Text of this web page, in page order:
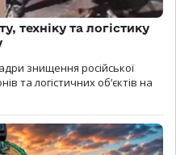
техніку та логістику
знищення російської
та логістичних об’єктів на